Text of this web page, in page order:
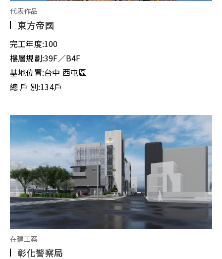
代表作品
東方帝國
完工年度:100
樓層規劃:39F／B4F
基地位置:台中 西屯區
總 戶 別:134戶
在建工案
彰化警察局